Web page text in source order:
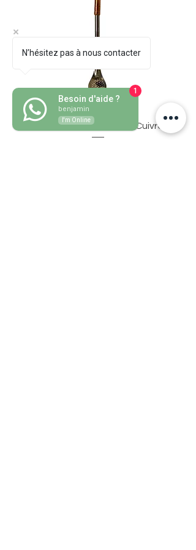
Bombillon Pico de Loro Cuivre
N’hésitez pas à nous contacter
Besoin d'aide ?
benjamin
I'm Online
1